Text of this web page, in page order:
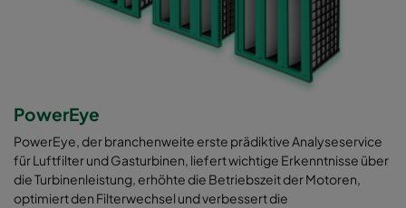
PowerEye
PowerEye, der branchenweite erste prädiktive Analyseservice
für Luftfilter und Gasturbinen, liefert wichtige Erkenntnisse über
die Turbinenleistung, erhöhte die Betriebszeit der Motoren,
optimiert den Filterwechsel und verbessert die